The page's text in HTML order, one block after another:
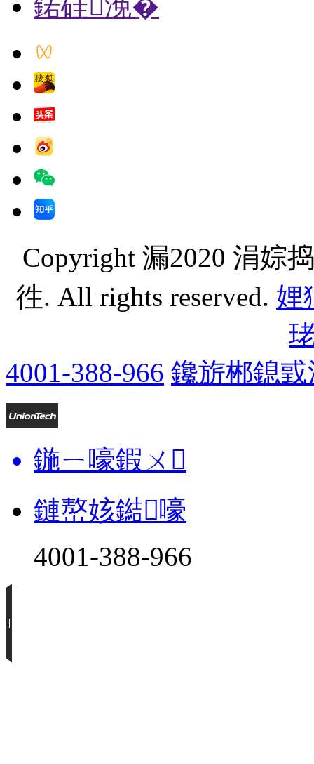
Copyright 漏2020 涓婃
徃. All rights reserved. 娌
4001-388-966 鑱旂郴鎴戜
鍦ㄧ嚎鍜ㄨ
鏈嶅姟鐑嚎
4001-388-966